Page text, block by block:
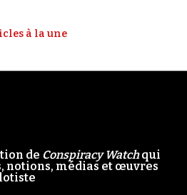
à la une
de Conspiracy Watchqui
notions, médias et œuvres